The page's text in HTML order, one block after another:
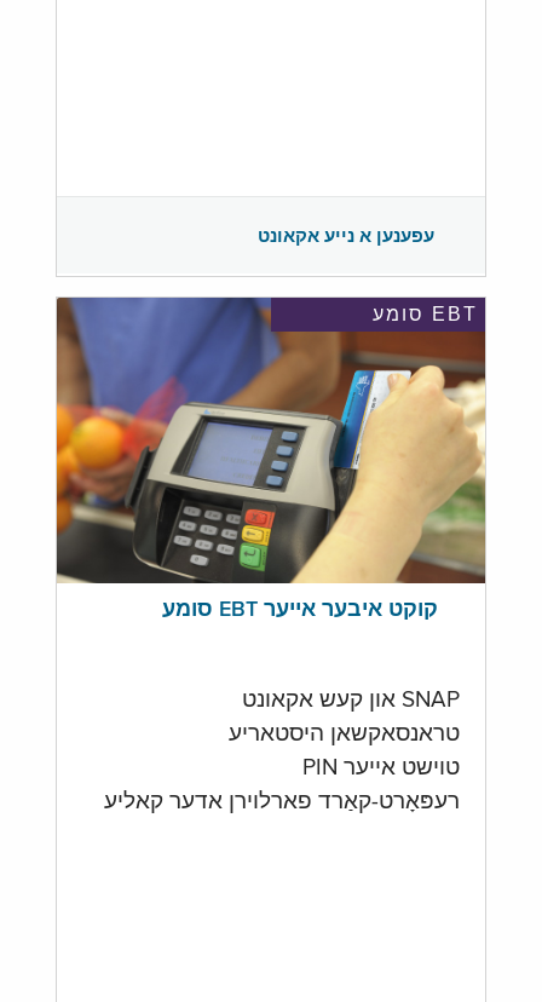
עפענען א נייע אקאונט
EBT סומע
קוקט איבער אייער EBT סומע
SNAP און קעש אקאונט
טראנסאקשאן היסטאריע
טוישט אייער PIN
רעפּאָרט-קאַרד פארלוירן אדער קאליע